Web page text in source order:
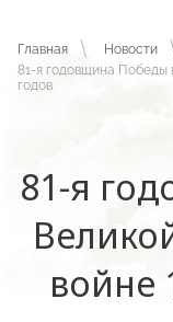
Главная Новости
81-я годовщина Победы
годов
81-я
войне